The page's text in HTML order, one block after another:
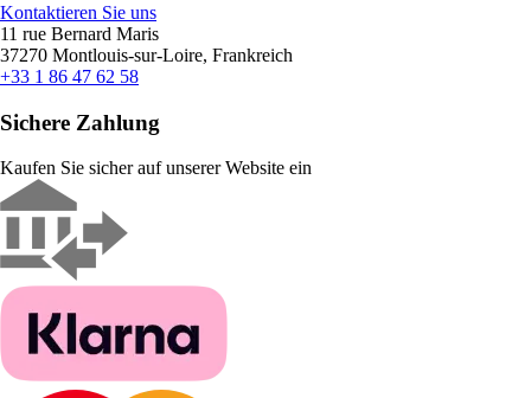
Kontaktieren Sie uns
11 rue Bernard Maris
37270 Montlouis-sur-Loire, Frankreich
+33 1 86 47 62 58
Sichere Zahlung
Kaufen Sie sicher auf unserer Website ein